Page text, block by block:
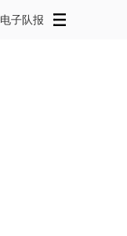
电子队报